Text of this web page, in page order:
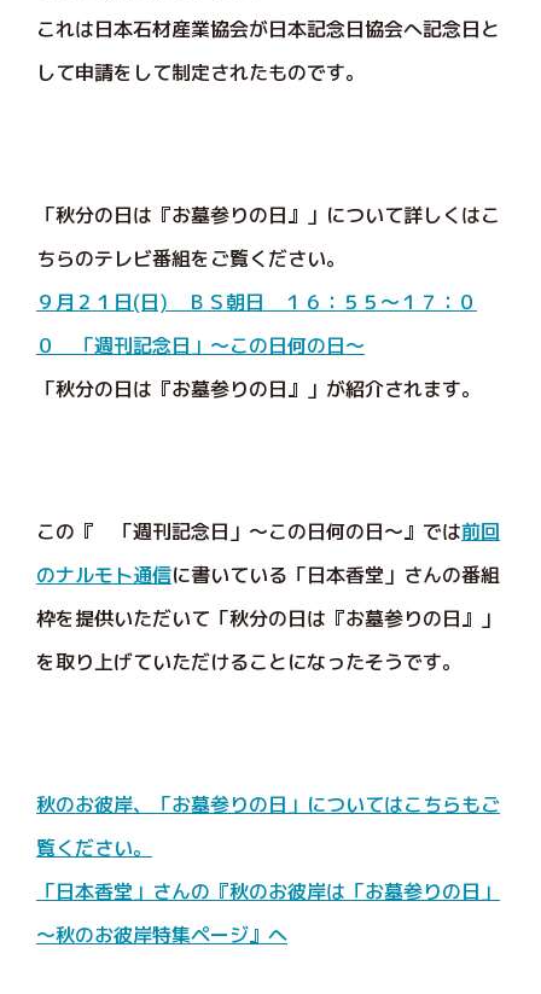
これは日本石材産業協会が日本記念日協会へ記念日と
して申請をして制定されたものです。
「秋分の日は『お墓参りの日』」について詳しくはこ
ちらのテレビ番組をご覧ください。
９月２１日(日) ＢＳ朝日 １６：５５～１７：０
０ 「週刊記念日」～この日何の日～
「秋分の日は『お墓参りの日』」が紹介されます。
この『 「週刊記念日」～この日何の日～』では前回
のナルモト通信に書いている「日本香堂」さんの番組
枠を提供いただいて「秋分の日は『お墓参りの日』」
を取り上げていただけることになったそうです。
秋のお彼岸、「お墓参りの日」についてはこちらもご
覧ください。
「日本香堂」さんの『秋のお彼岸は「お墓参りの日」
～秋のお彼岸特集ページ』へ